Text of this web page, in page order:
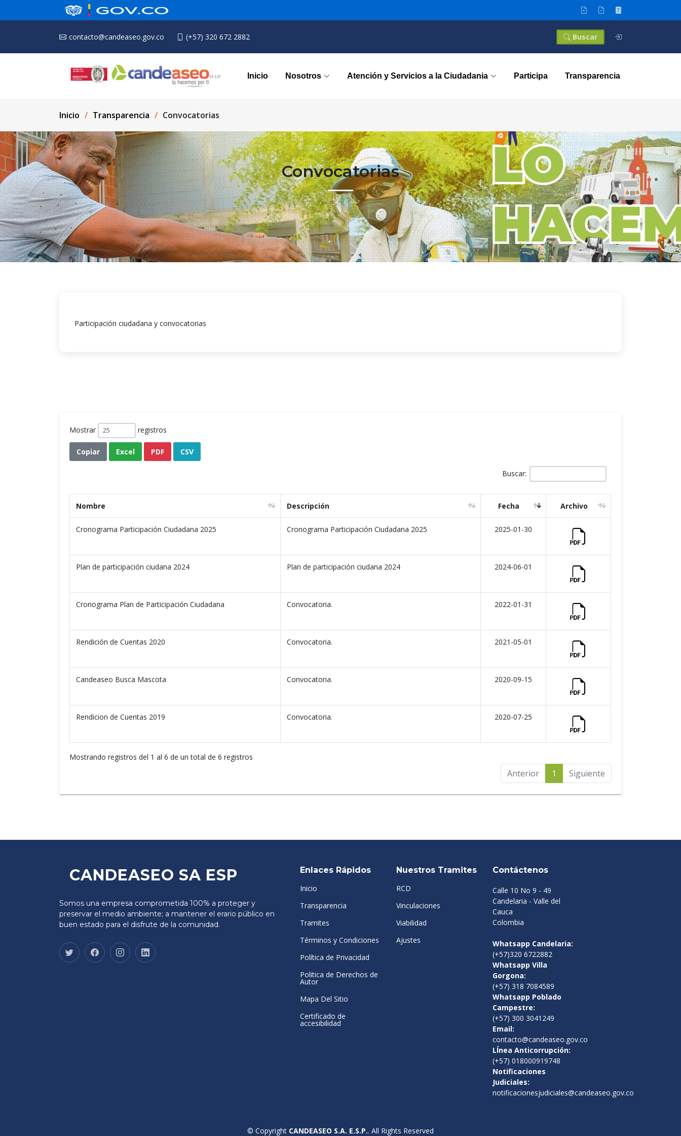
contacto@candeaseo.gov.co (+57) 320 672 2882 Buscar
Inicio Nosotros Atención y Servicios a la Ciudadania Participa Transparencia
Inicio Transparencia Convocatorias
Convocatorias
Participación ciudadana y convocatorias
Mostrar registros
Copiar Excel PDF CSV
Buscar:
Nombre Descripción Fecha Archivo
Cronograma Participación Ciudadana 2025 Cronograma Participación Ciudadana 2025 2025-01-30
Plan de participación ciudana 2024 Plan de participación ciudana 2024 2024-06-01
Cronograma Plan de Participación Ciudadana Convocatoria. 2022-01-31
Rendición de Cuentas 2020 Convocatoria. 2021-05-01
Candeaseo Busca Mascota Convocatoria. 2020-09-15
Rendicion de Cuentas 2019 Convocatoria. 2020-07-25
Mostrando registros del 1 al 6 de un total de 6 registros
Anterior 1 Siguiente
CANDEASEO SA ESP
Somos una empresa comprometida 100% a proteger y
preservar el medio ambiente; a mantener el erario público en
buen estado para el disfrute de la comunidad.
Enlaces Rápidos
Inicio
Transparencia
Tramites
Términos y Condiciones
Política de Privacidad
Politica de Derechos de
Autor
Mapa Del Sitio
Certificado de
accesibilidad
Nuestros Tramites
RCD
Vinculaciones
Viabilidad
Ajustes
Contáctenos
Calle 10 No 9 - 49
Candelaria - Valle del
Cauca
Colombia
Whatsapp Candelaria:
(+57)320 6722882
Whatsapp Villa
Gorgona:
(+57) 318 7084589
Whatsapp Poblado
Campestre:
(+57) 300 3041249
Email:
contacto@candeaseo.gov.co
LÍnea Anticorrupción:
(+57) 018000919748
Notificaciones
Judiciales:
notificacionesjudiciales@candeaseo.gov.co
© Copyright CANDEASEO S.A. E.S.P.. All Rights Reserved